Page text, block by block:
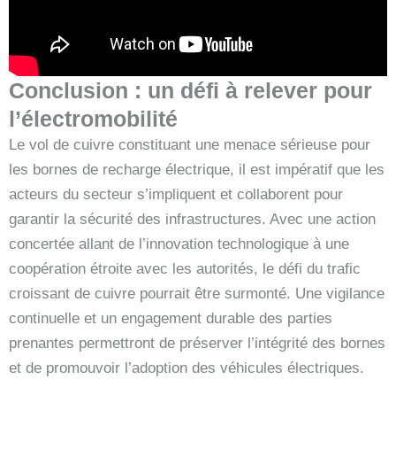
Conclusion : un défi à relever pour
l’électromobilité
Le vol de cuivre constituant une menace sérieuse pour
les bornes de recharge électrique, il est impératif que les
acteurs du secteur s’impliquent et collaborent pour
garantir la sécurité des infrastructures. Avec une action
concertée allant de l’innovation technologique à une
coopération étroite avec les autorités, le défi du trafic
croissant de cuivre pourrait être surmonté. Une vigilance
continuelle et un engagement durable des parties
prenantes permettront de préserver l’intégrité des bornes
et de promouvoir l’adoption des véhicules électriques.